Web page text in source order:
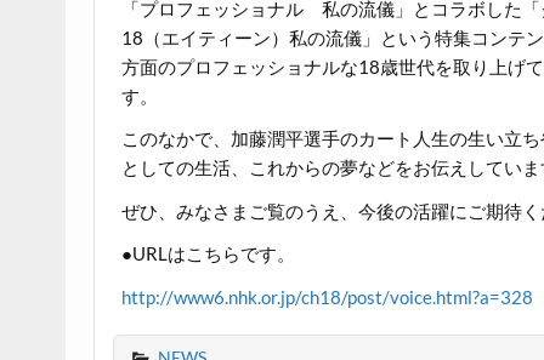
「プロフェッショナル 私の流儀」とコラボした
18（エイティーン）私の流儀」という特集コンテ
方面のプロフェッショナルな18歳世代を取り上げ
す。
このなかで、加藤潤平選手のカート人生の生い立
としての生活、これからの夢などをお伝えしてい
ぜひ、みなさまご覧のうえ、今後の活躍にご期待
●URLはこちらです。
http://www6.nhk.or.jp/ch18/post/voice.html?a=328